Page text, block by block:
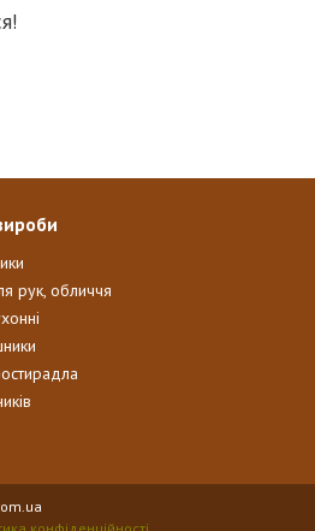
рук, обличчя
конфіденційності